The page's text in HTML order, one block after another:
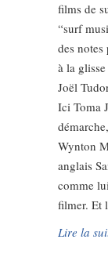
films de
“surf
des notes
à la
Joël
Ici Toma
Wynton
anglais
comme
filmer. Et
Lire la